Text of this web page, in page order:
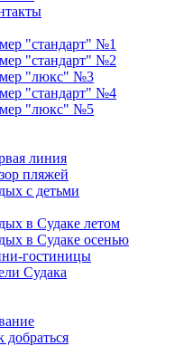
"стандарт" №1
"стандарт" №2
"люкс" №3
"стандарт" №4
"люкс" №5
линия
пляжей
с детьми
в Судаке летом
в Судаке осенью
гостиницы
Судака
добраться